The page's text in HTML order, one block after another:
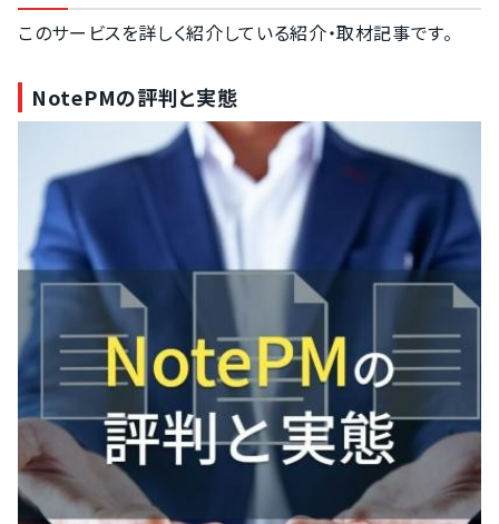
このサービスを詳しく紹介している紹介・取材記事です。
NotePMの評判と実態